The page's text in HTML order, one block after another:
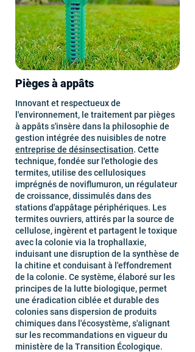
Pièges à appâts
Innovant et respectueux de
l'environnement, le traitement par pièges
à appâts s'insère dans la philosophie de
gestion intégrée des nuisibles de notre
entreprise de désinsectisation. Cette
technique, fondée sur l'ethologie des
termites, utilise des cellulosiques
imprégnés de noviflumuron, un régulateur
de croissance, dissimulés dans des
stations d'appâtage périphériques. Les
termites ouvriers, attirés par la source de
cellulose, ingèrent et partagent le toxique
avec la colonie via la trophallaxie,
induisant une disruption de la synthèse de
la chitine et conduisant à l'effondrement
de la colonie. Ce système, élaboré sur les
principes de la lutte biologique, permet
une éradication ciblée et durable des
colonies sans dispersion de produits
chimiques dans l'écosystème, s'alignant
sur les recommandations en vigueur du
ministère de la Transition Écologique.